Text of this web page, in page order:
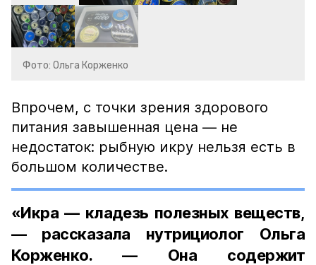
Фото: Ольга Корженко
Впрочем, с точки зрения здорового
питания завышенная цена — не
недостаток: рыбную икру нельзя есть в
большом количестве.
«Икра — кладезь полезных веществ,
— рассказала нутрициолог Ольга
Корженко. — Она содержит